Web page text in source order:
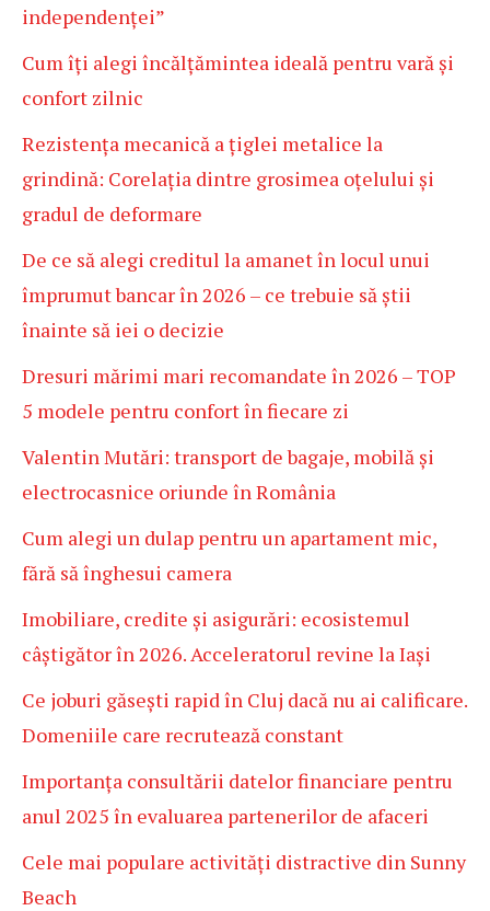
independenței”
Cum îți alegi încălțămintea ideală pentru vară și
confort zilnic
Rezistența mecanică a țiglei metalice la
grindină: Corelația dintre grosimea oțelului și
gradul de deformare
De ce să alegi creditul la amanet în locul unui
împrumut bancar în 2026 – ce trebuie să știi
înainte să iei o decizie
Dresuri mărimi mari recomandate în 2026 – TOP
5 modele pentru confort în fiecare zi
Valentin Mutări: transport de bagaje, mobilă și
electrocasnice oriunde în România
Cum alegi un dulap pentru un apartament mic,
fără să înghesui camera
Imobiliare, credite și asigurări: ecosistemul
câștigător în 2026. Acceleratorul revine la Iași
Ce joburi găsești rapid în Cluj dacă nu ai calificare.
Domeniile care recrutează constant
Importanța consultării datelor financiare pentru
anul 2025 în evaluarea partenerilor de afaceri
Cele mai populare activități distractive din Sunny
Beach